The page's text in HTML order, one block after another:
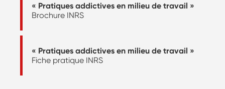
« Pratiques addictives en milieu de travail »
Brochure INRS
« Pratiques addictives en milieu de travail »
Fiche pratique INRS